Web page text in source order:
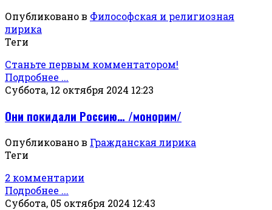
Опубликовано в Философская и религиозная
лирика
Теги
Станьте первым комментатором!
Подробнее ...
Суббота, 12 октября 2024 12:23
Они покидали Россию… /монорим/
Опубликовано в Гражданская лирика
Теги
2 комментарии
Подробнее ...
Суббота, 05 октября 2024 12:43